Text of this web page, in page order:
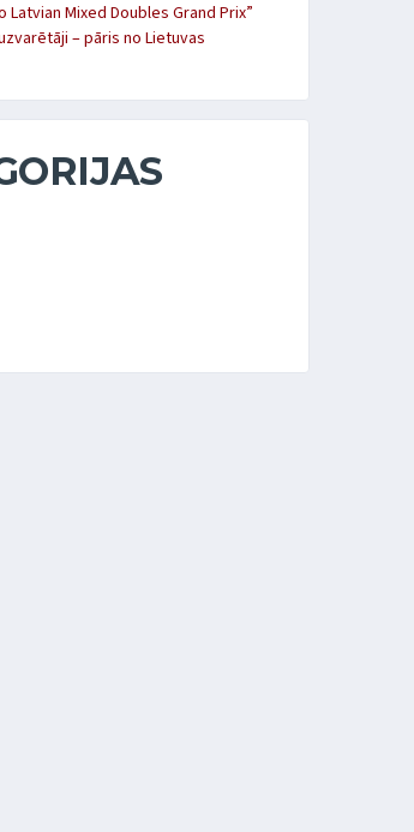
Latvian Mixed Doubles Grand Prix”
– pāris no Lietuvas